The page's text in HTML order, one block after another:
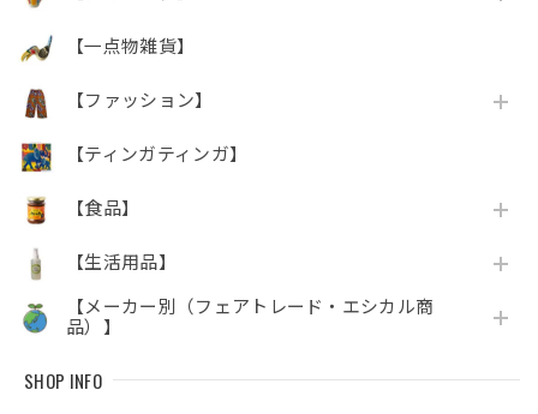
【一点物雑貨】
【ファッション】
【ティンガティンガ】
【食品】
【生活用品】
【メーカー別（フェアトレード・エシカル商
品）】
SHOP INFO